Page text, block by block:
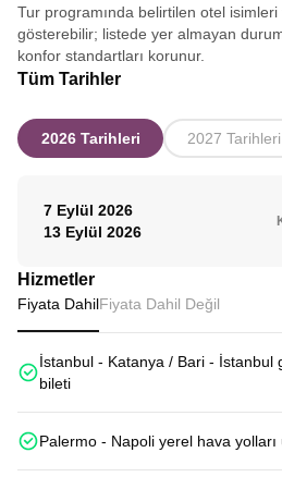
Tur programında belirtilen otel
gösterebilir; listede yer almayan
konfor standartları korunur.
Tüm Tarihler
2026 Tarihleri 2027 Tarihleri
7 Eylül 2026
13 Eylül 2026
Hizmetler
Fiyata DahilFiyata Dahil Değil
İstanbul - Katanya / Bari - İstanbul
bileti
Palermo - Napoli yerel hava yolları